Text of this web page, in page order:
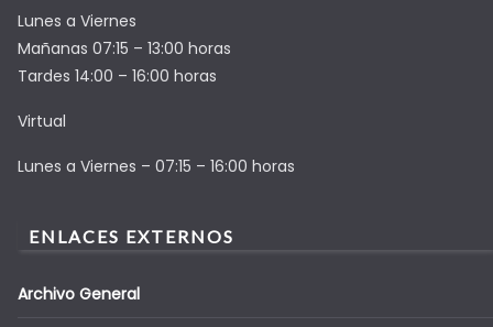
Lunes a Viernes
Mañanas 07:15 – 13:00 horas
Tardes 14:00 – 16:00 horas
Virtual
Lunes a Viernes – 07:15 – 16:00 horas
ENLACES EXTERNOS
Archivo General